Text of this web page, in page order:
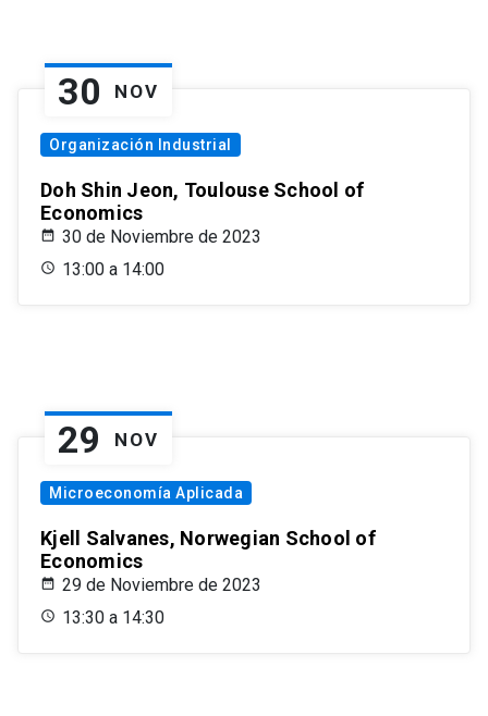
30 NOV
Organización Industrial
Doh Shin Jeon, Toulouse School of
Economics
30 de Noviembre de 2023
13:00 a 14:00
29 NOV
Microeconomía Aplicada
Kjell Salvanes, Norwegian School of
Economics
29 de Noviembre de 2023
13:30 a 14:30